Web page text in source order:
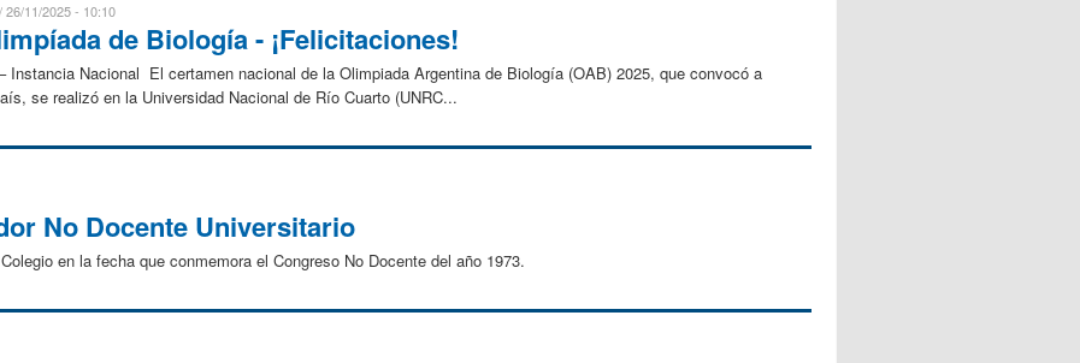
26/11/2025 - 10:10
de Biología - ¡Felicitaciones!
Instancia Nacional El certamen nacional de la Olimpiada Argentina de Biología (OAB) 2025, que convocó a
se realizó en la Universidad Nacional de Río Cuarto (UNRC...
No Docente Universitario
en la fecha que conmemora el Congreso No Docente del año 1973.